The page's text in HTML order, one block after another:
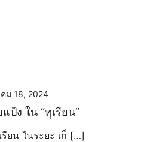
ม 18, 2024
ป้ง ใน “ทุเรียน”
รียน ในระยะ เก็ […]